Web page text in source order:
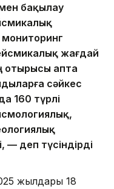
бақылау
мониторинг
жағдай
отырысы апта
сәйкес
160 түрлі
— деп түсіндірді
жылдары 18